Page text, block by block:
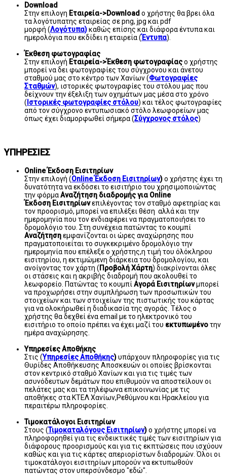
Download
Στην επιλογη Εταιρεία->Download ο χρήστης θα βρει όλα
τα λογότυπατης εταιρείας σε png, jpg και pdf
μορφή (Λογότυπα)καθώς επίσης και διάφορα έντυπα και
ημερολόγια που εκδίδει η εταιρεία (Έντυπα).
Έκθεση φωτογραφίας
Στην επιλογή Εταιρεία->Έκθεση φωτογραφίαςο χρήστης
μπορεί να δει φωτογραφίες του σύγχρονου και άνετου
σταθμού μας στο κέντρο των Χανίων (Φωτογραφίες
Σταθμών), ιστορικές φωτογραφίες του στόλου μας που
δείχνουν την έξελιξη των οχημάτων μας μέσα στο χρόνο
(Ιστορικές φωτογραφίες στόλου) και τέλος φωτογραφίες
από τον σύγχρονο εντυπωσιακό στόλο λεωφορείων μας
όπως έχει διαμορφωθεί σήμερα (Σύγχρονος στόλος)
ΥΠΗΡΕΣΙΕΣ
Online Έκδοση Εισιτηρίων
Στην επιλογή (Online Έκδοση Εισιτηρίων)o χρήστης έχει τη
δυνατότητα να εκδόσει το εισιτήριο του χρησιμοποιώντας
την φόρμαΑναζήτηση διαδρομής για Online
Έκδοση Εισιτηρίωνεπιλέγοντας τον σταθμό αφετηρίας και
τον προορισμό, μπορεί να επιλέξει θέση αλλά και την
ημερομηνία που τον ενδιαφέρει να πραγματοποιήσει το
δρομολόγιο του. Στη συνέχεια πατώντας το κουμπί
Αναζήτησηεμφανίζονται οι ώρες αναχώρησης που
πραγματοποιείται το συγκεκριμένο δρομολόγιο την
ημερομηνία που επέλεξε ο χρήστης,η τιμή του όλόκληρου
εισιτηρίου, η εκτιμώμενη διάρκεια του δρομολογίου, και
ανοίγοντας τον χάρτη (Προβολή Χάρτη) διακρίνονται όλες
οι στάσεις και η ακριβής διαδρομή που ακολουθεί το
λεωφορείο. Πατώντας το κουμπί Αγορά Εισιτηρίωνμπορεί
να προχωρήσει στην συμπλήρωση των προσωπικών του
στοιχείων και των στοιχείων της πιστωτικής του κάρτας
για να ολοκήρωθεί η διαδικασία της αγοράς. Τέλος ο
χρήστης θα δεχθεί ένα email με το ηλεκτρονικό του
εισιτήριο το οποίο πρέπει να έχει μαζί του εκτυπωμένοτην
ημέρα αναχώρησης.
Υπηρεσίες Αποθήκης
Στις (Υπηρεσίες Αποθήκης)υπάρχουν πληροφορίες για τις
Θυρίδες Αποθήκευσης Αποσκευών οι οποίες βρίσκονται
στον κεντρικό σταθμό Χανίων και για τις τιμές των
ασυνόδευτων δεμάτων που επιθυμούν να αποστείλουν οι
πελάτες μας και τα τηλέφωνα επικοινωνίας με τις
αποθήκες στα ΚΤΕΛ Χανίων,Ρεθύμνου και Ηρακλείου για
περαιτέρω πληροφορίες.
Τιμοκατάλογοι Εισιτηρίων
Στους (Τιμοκαταλόγους Εισιτηρίων)ο χρήστης μπορεί να
πληροφορηθεί για τις ενδεικτικές τιμές των εισιτηρίων για
διάφορους προορισμούς και για τις εκπτώσεις που ισχύουν
καθώς και για τις κάρτες απεριορίστων διαδρομών. Όλοι οι
τιμοκατάλογοι εισιτηρίων μπορούν να εκτυπωθούν
πατώντας στον υπερσύνδεσμο "εδώ".